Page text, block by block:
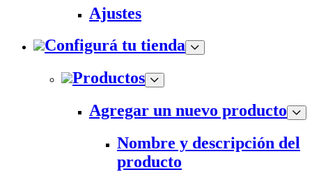
Ajustes
Configurá tu tienda
Productos
Agregar un nuevo producto
Nombre y descripción del
producto